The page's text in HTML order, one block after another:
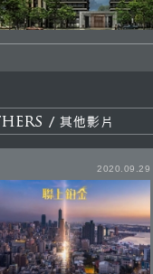
2020.09.29